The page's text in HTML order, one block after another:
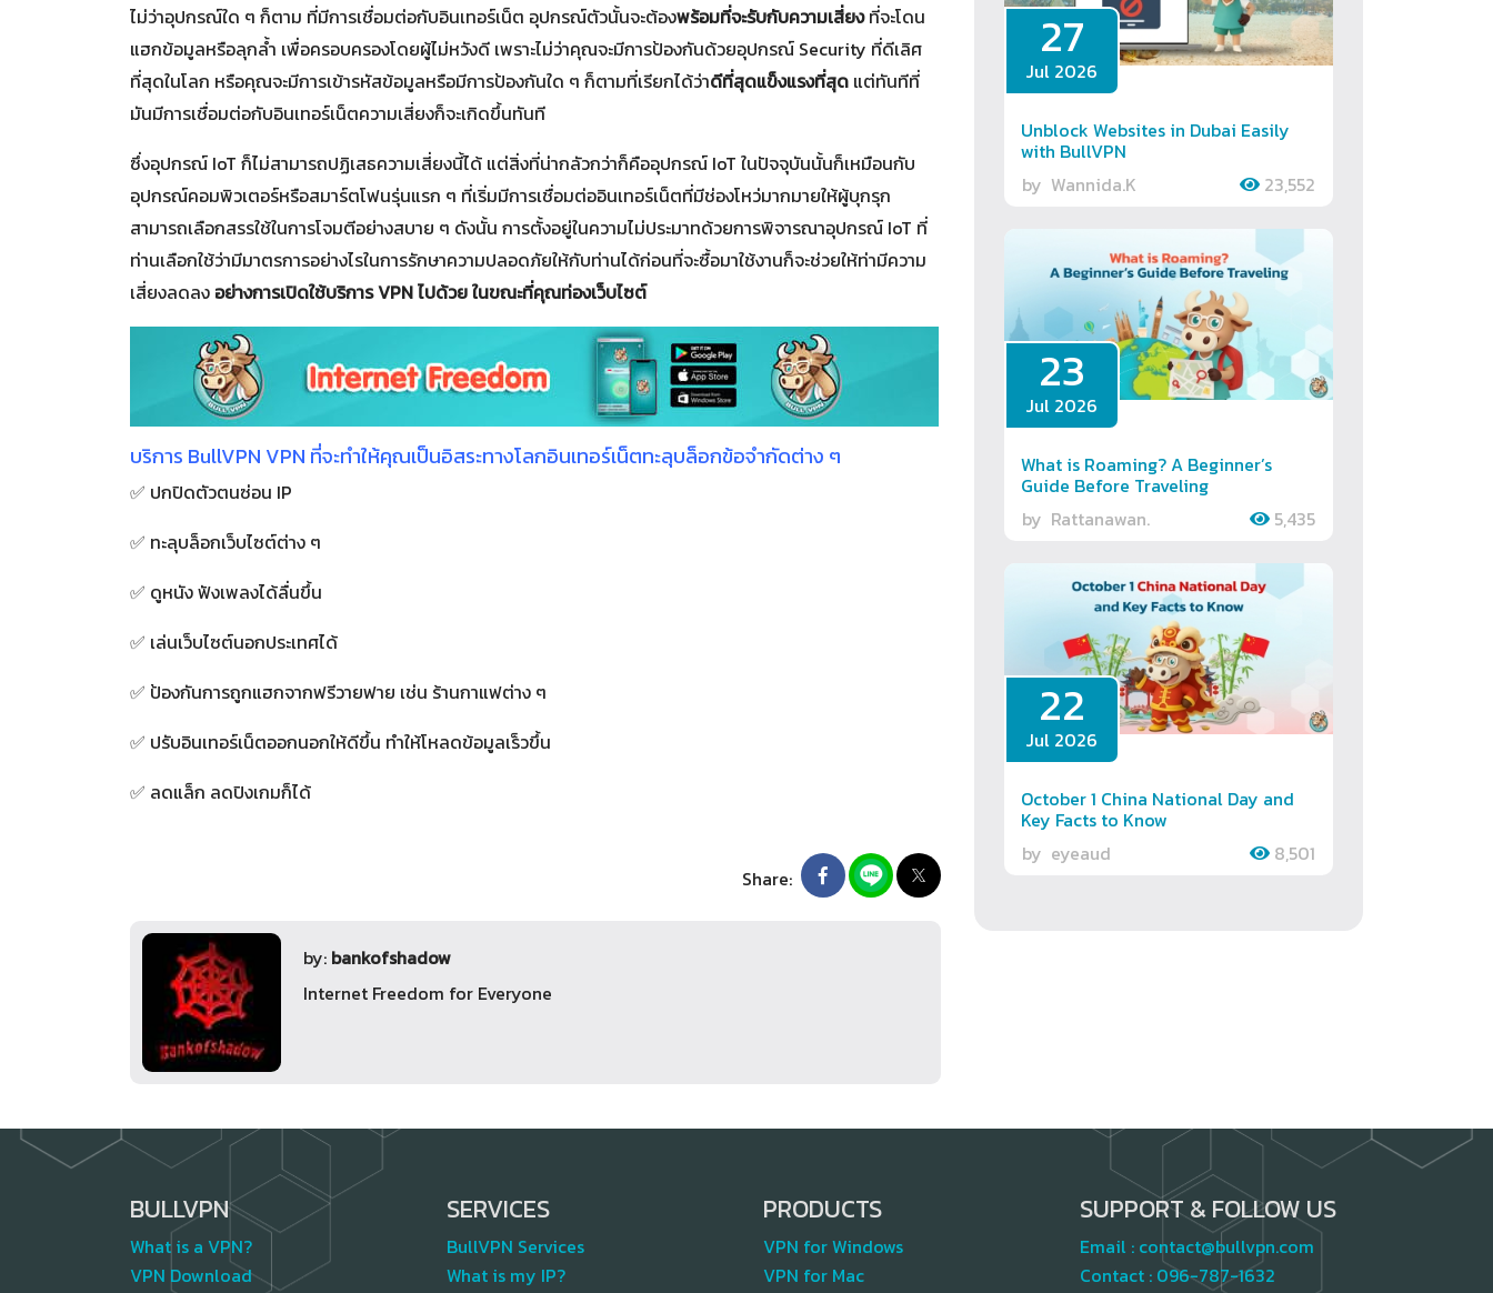
ไม่ว่าอุปกรณ์ใด ๆ ก็ตาม ที่มีการเชื่อมต่อกับอินเทอร์เน็ต อุปกรณ์ตัวนั้นจะต้องพร้อมที่จะรับกับความเสี่ยงที่จะโดน
แฮกข้อมูลหรือลุกล้ำ เพื่อครอบครองโดยผู้ไม่หวังดี เพราะไม่ว่าคุณจะมีการป้องกันด้วยอุปกรณ์ Security ที่ดีเลิศ
ที่สุดในโลก หรือคุณจะมีการเข้ารหัสข้อมูลหรือมีการป้องกันใด ๆ ก็ตามที่เรียกได้ว่าดีที่สุดแข็งแรงที่สุด แต่ทันทีที่
มันมีการเชื่อมต่อกับอินเทอร์เน็ตความเสี่ยงก็จะเกิดขึ้นทันที
ซึ่งอุปกรณ์ IoT ก็ไม่สามารถปฏิเสธความเสี่ยงนี้ได้ แต่สิ่งที่น่ากลัวกว่าก็คืออุปกรณ์ IoT ในปัจจุบันนั้นก็เหมือนกับ
อุปกรณ์คอมพิวเตอร์หรือสมาร์ตโฟนรุ่นแรก ๆ ที่เริ่มมีการเชื่อมต่ออินเทอร์เน็ตที่มีช่องโหว่มากมายให้ผู้บุกรุก
สามารถเลือกสรรใช้ในการโจมตีอย่างสบาย ๆ ดังนั้น การตั้งอยู่ในความไม่ประมาทด้วยการพิจารณาอุปกรณ์ IoT ที่
ท่านเลือกใช้ว่ามีมาตรการอย่างไรในการรักษาความปลอดภัยให้กับท่านได้ก่อนที่จะซื้อมาใช้งานก็จะช่วยให้ท่ามีความ
เสี่ยงลดลง อย่างการเปิดใช้บริการ VPN ไปด้วย ในขณะที่คุณท่องเว็บไซต์
บริการ BullVPN VPN ที่จะทำให้คุณเป็นอิสระทางโลกอินเทอร์เน็ตทะลุบล็อกข้อจำกัดต่าง ๆ
✅ ปกปิดตัวตนซ่อน IP
✅ ทะลุบล็อกเว็บไซต์ต่าง ๆ
✅ ดูหนัง ฟังเพลงได้ลื่นขึ้น
✅ เล่นเว็บไซต์นอกประเทศได้
✅ ป้องกันการถูกแฮกจากฟรีวายฟาย เช่น ร้านกาแฟต่าง ๆ
✅ ปรับอินเทอร์เน็ตออกนอกให้ดีขึ้น ทำให้โหลดข้อมูลเร็วขึ้น
✅ ลดแล็ก ลดปิงเกมก็ได้
Share:
by: bankofshadow
Internet Freedom for Everyone
27
Jul 2026
Unblock Websites in Dubai Easily
with BullVPN
by Wannida.K 23,552
23
Jul 2026
What is Roaming? A Beginner’s
Guide Before Traveling
by Rattanawan. 5,435
22
Jul 2026
October 1 China National Day and
Key Facts to Know
by eyeaud 8,501
BULLVPN
What is a VPN?
VPN Download
SERVICES
BullVPN Services
What is my IP?
PRODUCTS
VPN for Windows
VPN for Mac
SUPPORT & FOLLOW US
Email : contact@bullvpn.com
Contact : 096-787-1632